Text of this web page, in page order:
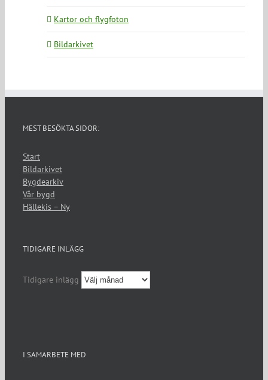
Kartor och flygfoton
Bildarkivet
MEST BESÖKTA SIDOR:
Start
Bildarkivet
Bygdearkiv
Vår bygd
Hällekis – Ny
TIDIGARE INLÄGG
Tidigare inlägg
I SAMARBETE MED